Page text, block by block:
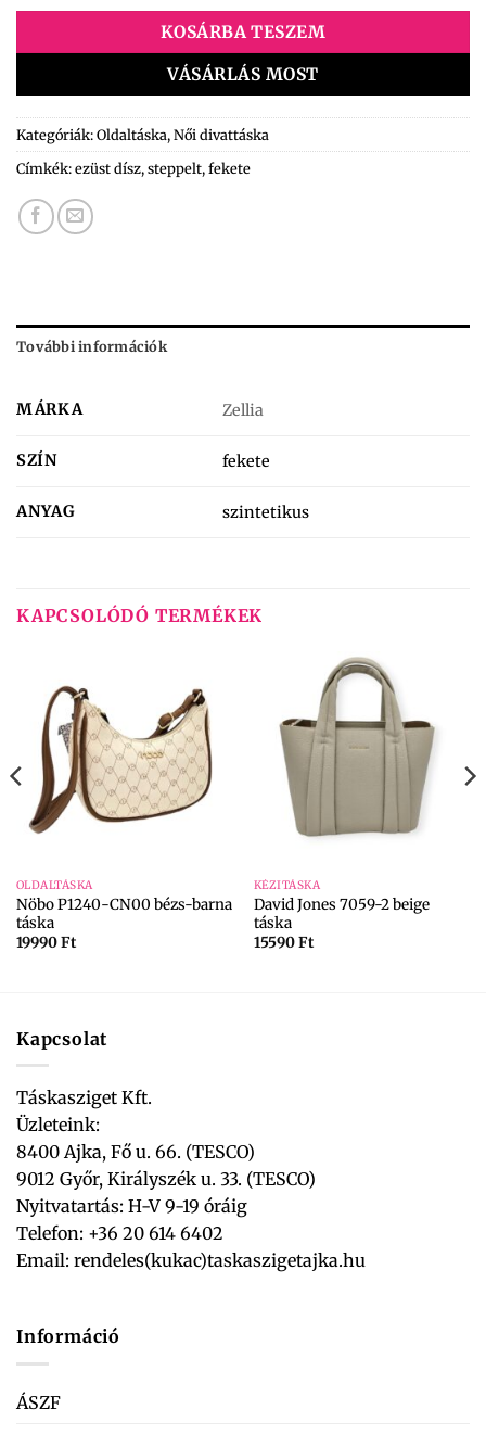
KOSÁRBA TESZEM
VÁSÁRLÁS MOST
Kategóriák:Oldaltáska,Női divattáska
Címkék:ezüst dísz,steppelt,fekete
További információk
MÁRKA Zellia
SZÍN fekete
ANYAG szintetikus
KAPCSOLÓDÓ TERMÉKEK
OLDALTÁSKA
Nöbo P1240-CN00 bézs-barna
táska
19990Ft
KÉZITÁSKA
David Jones 7059-2 beige
táska
15590Ft
Kapcsolat
Táskasziget Kft.
Üzleteink:
8400 Ajka, Fő u. 66. (TESCO)
9012 Győr, Királyszék u. 33. (TESCO)
Nyitvatartás: H-V 9-19 óráig
Telefon: +36 20 614 6402
Email: rendeles(kukac)taskaszigetajka.hu
Információ
ÁSZF